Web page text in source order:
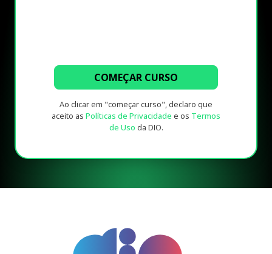
COMEÇAR CURSO
Ao clicar em "começar curso", declaro que
aceito as Políticas de Privacidade e os Termos
de Uso da DIO.